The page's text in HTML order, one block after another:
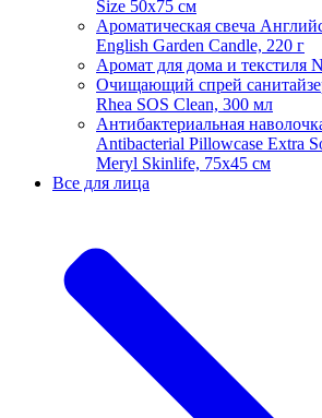
Size 50x75 см
Ароматическая свеча
English Garden Candle, 220 г
Аромат для дома и текстиля
Очищающий спрей
Rhea SOS Clean, 300 мл
Антибактериальная
Antibacterial Pillowcase Extra
Meryl Skinlife, 75х45 см
Все для лица